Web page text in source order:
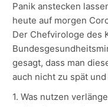
Panik anstecken
heute auf morgen
Der Chefvirologe des
gesagt, dass man
auch nicht zu spät
1. Was nutzen